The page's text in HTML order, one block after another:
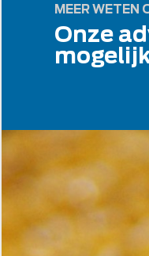
MEER WETEN
Onze